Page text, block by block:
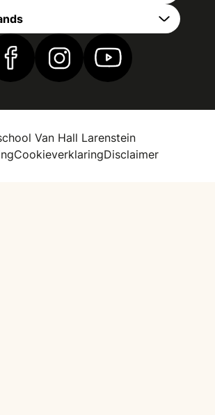
Vind ons op Facebook
Vind ons op Instagram
Vind ons op
Van Hall Larenstein
CookieverklaringDisclaimer